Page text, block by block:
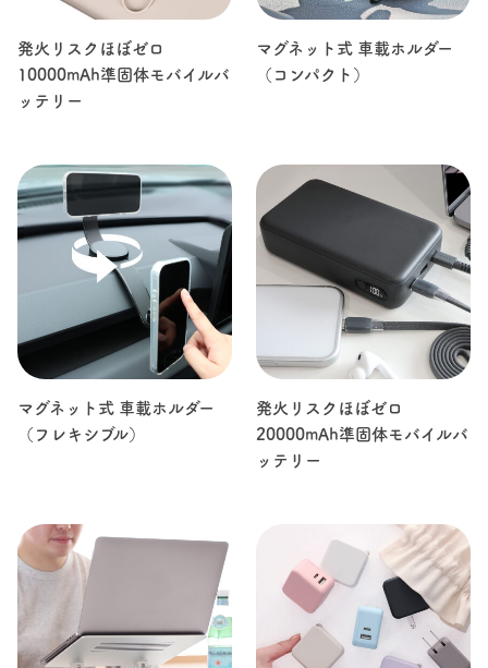
発火リスクほぼゼロ
10000mAh準固体モバイルバ
ッテリー
マグネット式 車載ホルダー
（コンパクト）
マグネット式 車載ホルダー
（フレキシブル）
発火リスクほぼゼロ
20000mAh準固体モバイルバ
ッテリー